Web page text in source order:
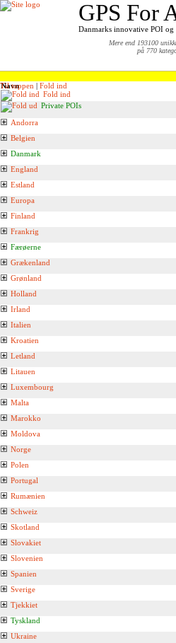
Mere end 193100
på 770
GPS For
Danmarks innovative POI og
Til toppen | Fold ind
Navn
Fold ind
Private POIs
Andorra
Belgien
Danmark
England
Estland
Europa
Finland
Frankrig
Færøerne
Grækenland
Grønland
Holland
Irland
Italien
Kroatien
Letland
Litauen
Luxembourg
Malta
Marokko
Moldova
Norge
Polen
Portugal
Rumænien
Schweiz
Skotland
Slovakiet
Slovenien
Spanien
Sverige
Tjekkiet
Tyskland
Ukraine